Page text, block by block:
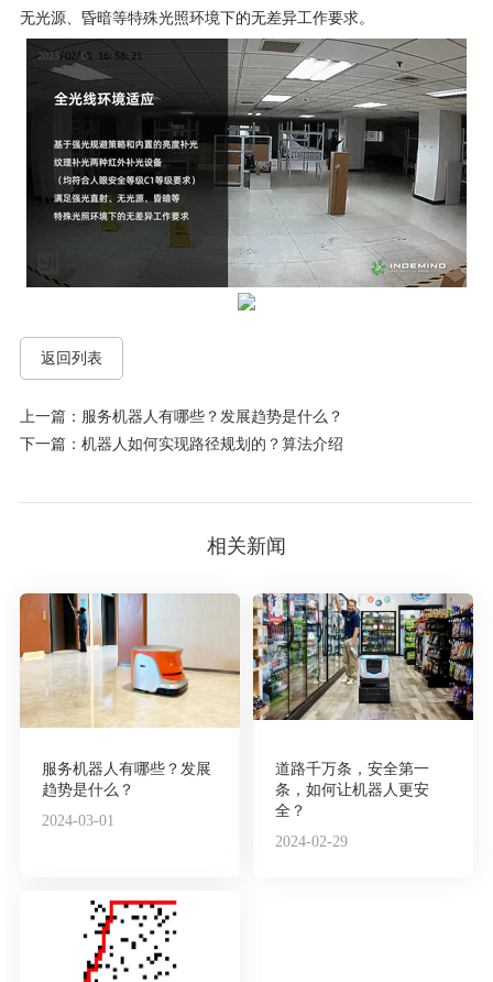
无光源、昏暗等特殊光照环境下的无差异工作要求。
上一篇：服务机器人有哪些？发展趋势是什么？
返回列表
下一篇：机器人如何实现路径规划的？算法介绍
相关新闻
服务机器人有哪些？发展
趋势是什么？
2024-03-01
道路千万条，安全第一
条，如何让机器人更安
全？
2024-02-29